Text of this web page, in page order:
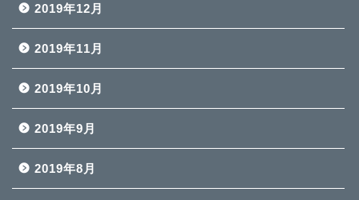
2019年12月
2019年11月
2019年10月
2019年9月
2019年8月